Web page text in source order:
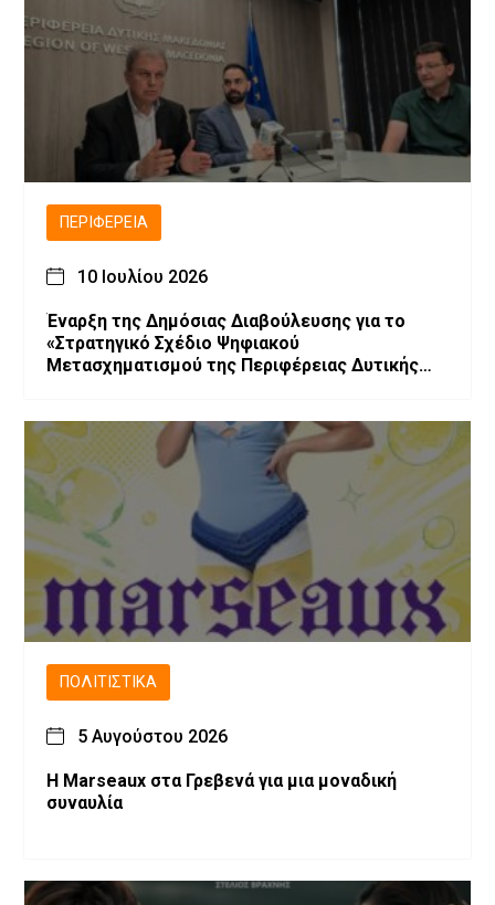
ΠΕΡΙΦΈΡΕΙΑ
10 Ιουλίου 2026
Έναρξη της Δημόσιας Διαβούλευσης για το
«Στρατηγικό Σχέδιο Ψηφιακού
Μετασχηματισμού της Περιφέρειας Δυτικής
ΠΟΛΙΤΙΣΤΙΚΆ
5 Αυγούστου 2026
Η Marseaux στα Γρεβενά για μια μοναδική
συναυλία